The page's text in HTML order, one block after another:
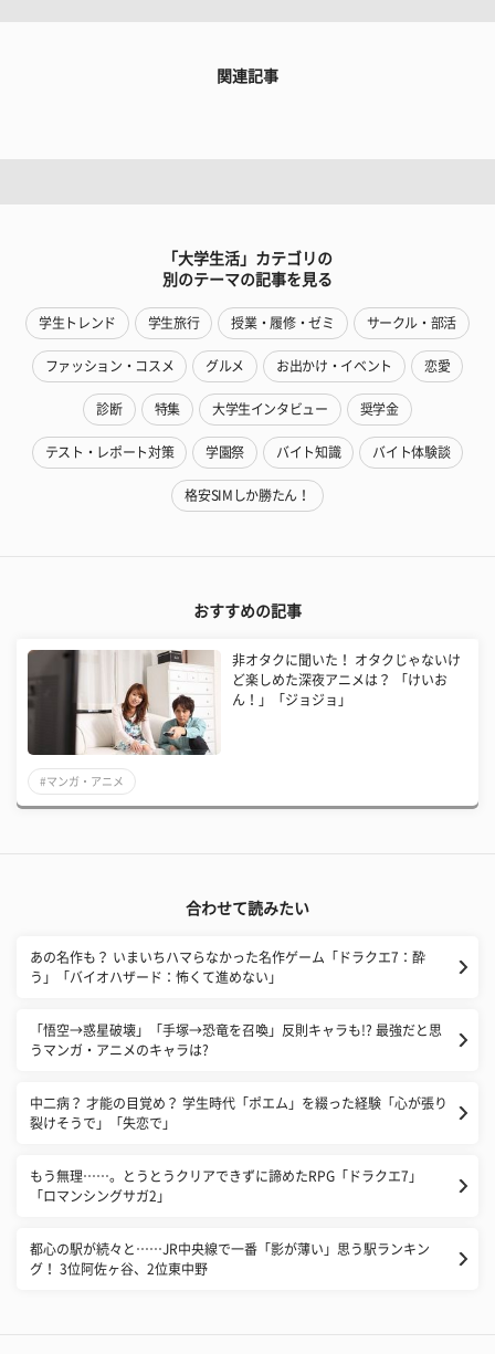
関連記事
「大学生活」カテゴリの
別のテーマの記事を見る
学生トレンド 学生旅行 授業・履修・ゼミ サークル・部活
ファッション・コスメ グルメ お出かけ・イベント 恋愛
診断 特集 大学生インタビュー 奨学金
テスト・レポート対策 学園祭 バイト知識 バイト体験談
格安SIMしか勝たん！
おすすめの記事
非オタクに聞いた！ オタクじゃないけ
ど楽しめた深夜アニメは？ 「けいお
ん！」「ジョジョ」
#マンガ・アニメ
合わせて読みたい
あの名作も？ いまいちハマらなかった名作ゲーム「ドラクエ7：酔
う」「バイオハザード：怖くて進めない」
「悟空→惑星破壊」「手塚→恐竜を召喚」反則キャラも!? 最強だと思
うマンガ・アニメのキャラは?
中二病？ 才能の目覚め？ 学生時代「ポエム」を綴った経験「心が張り
裂けそうで」「失恋で」
もう無理……。とうとうクリアできずに諦めたRPG「ドラクエ7」
「ロマンシングサガ2」
都心の駅が続々と……JR中央線で一番「影が薄い」思う駅ランキン
グ！ 3位阿佐ヶ谷、2位東中野